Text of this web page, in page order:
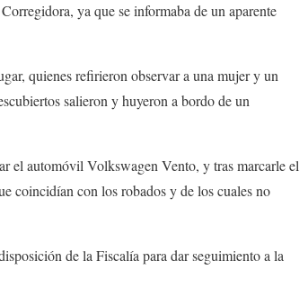
ya que se informaba de un aparente
quienes refirieron observar a una mujer y un
salieron y huyeron a bordo de un
el automóvil Volkswagen Vento, y tras marcarle el
coincidían con los robados y de los cuales no
de la Fiscalía para dar seguimiento a la